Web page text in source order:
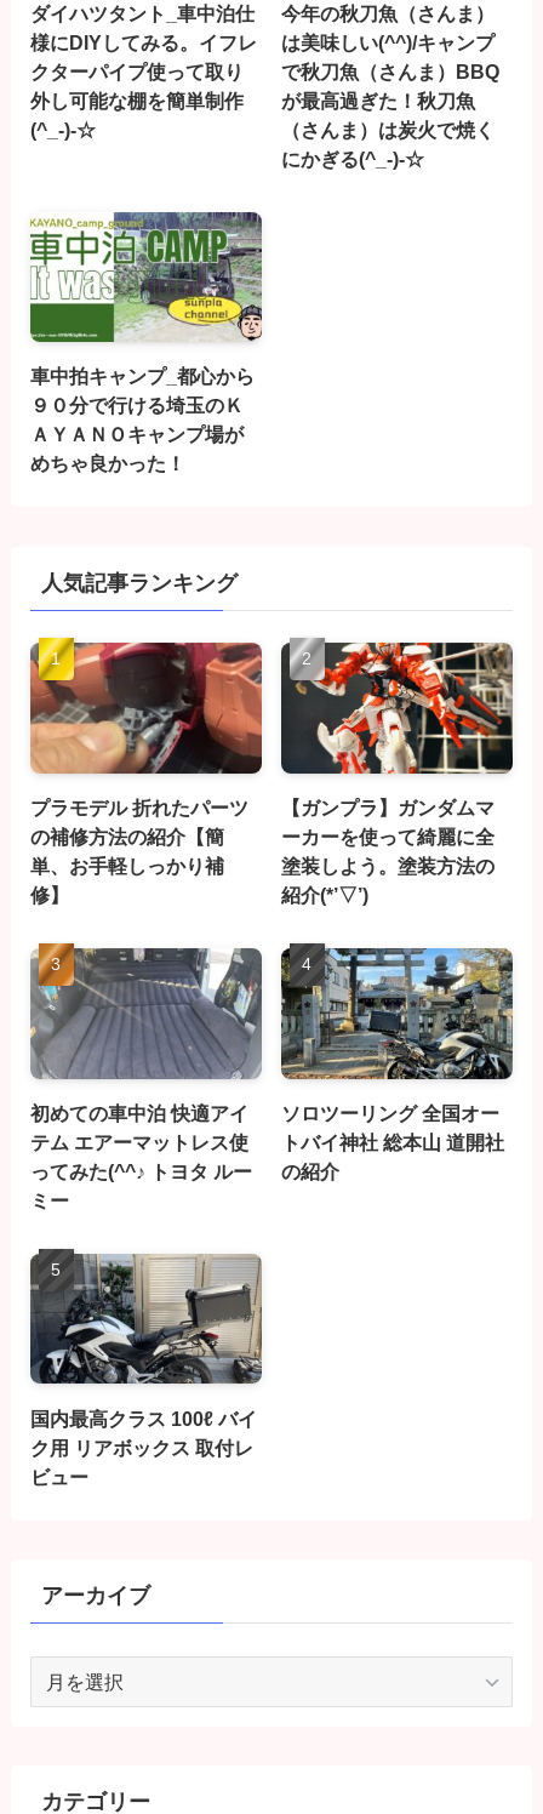
ダイハツタント_車中泊仕
様にDIYしてみる。イフレ
クターパイプ使って取り
外し可能な棚を簡単制作
(^_-)-☆
今年の秋刀魚（さんま）
は美味しい(^^)/キャンプ
で秋刀魚（さんま）BBQ
が最高過ぎた！秋刀魚
（さんま）は炭火で焼く
にかぎる(^_-)-☆
車中拍キャンプ_都心から
９０分で行ける埼玉のＫ
ＡＹＡＮＯキャンプ場が
めちゃ良かった！
人気記事ランキング
プラモデル 折れたパーツ
の補修方法の紹介【簡
単、お手軽しっかり補
修】
【ガンプラ】ガンダムマ
ーカーを使って綺麗に全
塗装しよう。塗装方法の
紹介(*’▽’)
初めての車中泊 快適アイ
テム エアーマットレス使
ってみた(^^♪ トヨタ ルー
ミー
ソロツーリング 全国オー
トバイ神社 総本山 道開社
の紹介
国内最高クラス 100ℓ バイ
ク用 リアボックス 取付レ
ビュー
アーカイブ
カテゴリー